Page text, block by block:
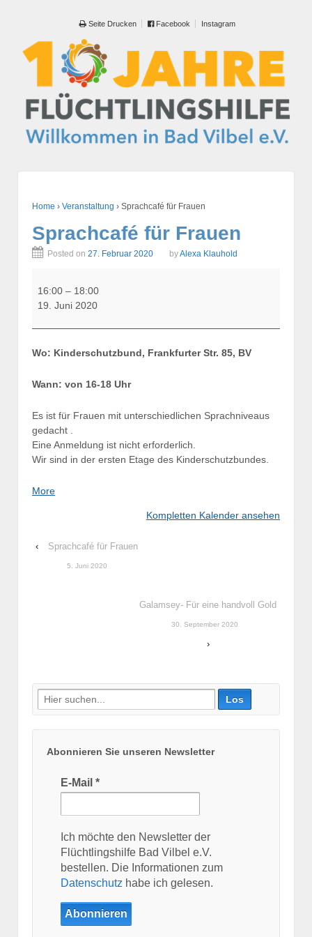
Seite Drucken Facebook Instagram
Home › Veranstaltung › Sprachcafé für Frauen
Sprachcafé für Frauen
Posted on 27. Februar 2020 byAlexa Klauhold
für
Frauen
16:00 – 18:00
19. Juni 2020
Wo: Kinderschutzbund, Frankfurter Str. 85, BV
Wann: von 16-18 Uhr
Es ist für Frauen mit unterschiedlichen Sprachniveaus
gedacht .
Eine Anmeldung ist nicht erforderlich.
Wir sind in der ersten Etage des Kinderschutzbundes.
Moreabout
Kompletten Kalender ansehen
‹ Sprachcafé für Frauen
5. Juni 2020
Galamsey- Für eine handvoll Gold
30. September 2020
›
Suche
nach:
Abonnieren Sie unseren Newsletter
E-Mail *
Ich möchte den Newsletter der
Flüchtlingshilfe Bad Vilbel e.V.
bestellen. Die Informationen zum
Datenschutz habe ich gelesen.